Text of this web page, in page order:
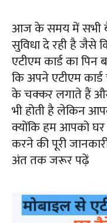
आज के समय में सभी
सुविधा दे रही है जैसे
एटीएम कार्ड का
कि अपने एटीएम
के चक्कर लगाते हैं और
भी होती है लेकिन
क्योंकि हम आपको घर
करने की पूरी
अंत तक जरूर पढ़ें